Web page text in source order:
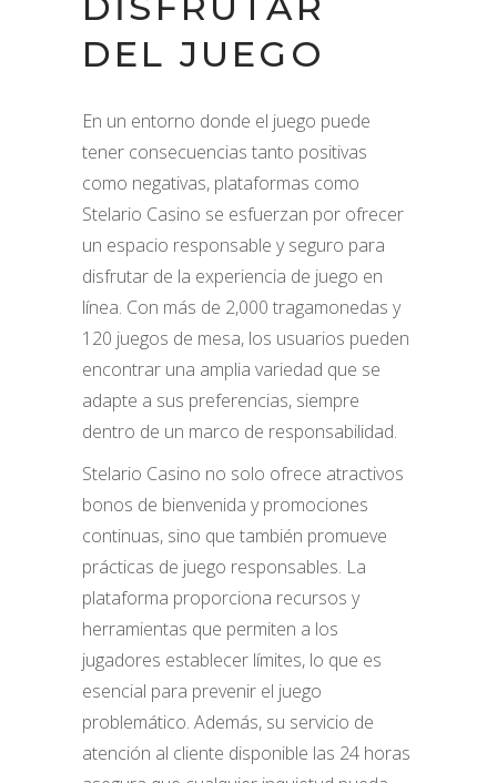
DEL JUEGO
En un entorno donde el juego puede
tener consecuencias tanto positivas
como negativas, plataformas como
Stelario Casino se esfuerzan por ofrecer
un espacio responsable y seguro para
disfrutar de la experiencia de juego en
línea. Con más de 2,000 tragamonedas y
120 juegos de mesa, los usuarios pueden
encontrar una amplia variedad que se
adapte a sus preferencias, siempre
dentro de un marco de responsabilidad.
Stelario Casino no solo ofrece atractivos
bonos de bienvenida y promociones
continuas, sino que también promueve
prácticas de juego responsables. La
plataforma proporciona recursos y
herramientas que permiten a los
jugadores establecer límites, lo que es
esencial para prevenir el juego
problemático. Además, su servicio de
atención al cliente disponible las 24 horas